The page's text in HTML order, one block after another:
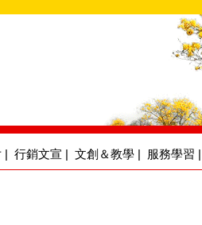
| 行銷文宣 | 文創＆教學 | 服務學習 |